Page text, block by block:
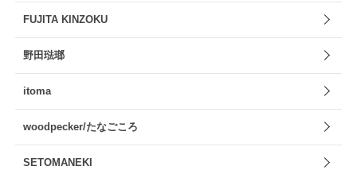
FUJITA KINZOKU
野田琺瑯
itoma
woodpecker/たなごころ
SETOMANEKI